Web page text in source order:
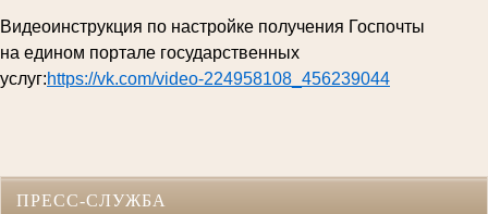
Видеоинструкция по настройке получения Госпочты
на едином портале государственных
услуг:https://vk.com/video-224958108_456239044
ПРЕСС-СЛУЖБА